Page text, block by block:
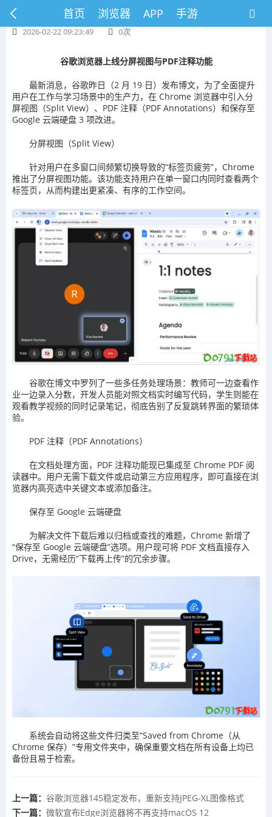
首页 浏览器 APP 手游
2026-02-22 09:23:49 0次
谷歌浏览器上线分屏视图与PDF注释功能
最新消息，谷歌昨日（2 月 19 日）发布博文，为了全面提升
用户在工作与学习场景中的生产力，在 Chrome 浏览器中引入分
屏视图（Split View）、PDF 注释（PDF Annotations）和保存至
Google 云端硬盘 3 项改进。
分屏视图（Split View）
针对用户在多窗口间频繁切换导致的“标签页疲劳”，Chrome
推出了分屏视图功能。该功能支持用户在单一窗口内同时查看两个
标签页，从而构建出更紧凑、有序的工作空间。
谷歌在博文中罗列了一些多任务处理场景：教师可一边查看作
业一边录入分数，开发人员能对照文档实时编写代码，学生则能在
观看教学视频的同时记录笔记，彻底告别了反复跳转界面的繁琐体
验。
PDF 注释（PDF Annotations）
在文档处理方面，PDF 注释功能现已集成至 Chrome PDF 阅
读器中。用户无需下载文件或启动第三方应用程序，即可直接在浏
览器内高亮选中关键文本或添加备注。
保存至 Google 云端硬盘
为解决文件下载后难以归档或查找的难题，Chrome 新增了
“保存至 Google 云端硬盘”选项。用户现可将 PDF 文档直接存入
Drive，无需经历“下载再上传”的冗余步骤。
系统会自动将这些文件归类至“Saved from Chrome（从
Chrome 保存）”专用文件夹中，确保重要文档在所有设备上均已
备份且易于检索。
上一篇： 谷歌浏览器145稳定发布，重新支持JPEG-XL图像格式
下一篇： 微软宣布Edge浏览器将不再支持macOS 12